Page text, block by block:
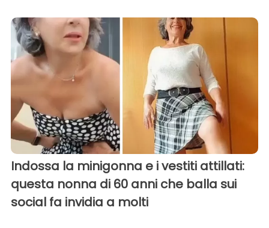
Indossa la minigonna e i vestiti attillati:
questa nonna di 60 anni che balla sui
social fa invidia a molti